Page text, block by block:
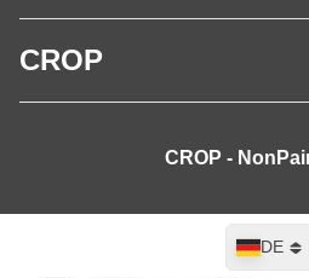
CROP
CROP -
Sprache
DE